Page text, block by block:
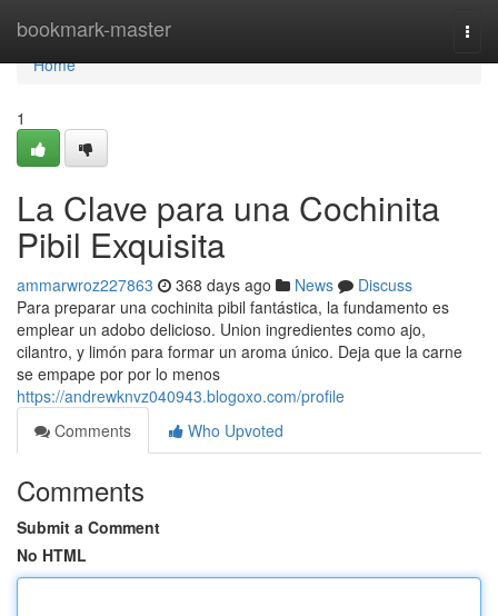
bookmark-master
Home
Home
1
La Clave para una Cochinita
Pibil Exquisita
ammarwroz227863 368 days ago News
Discuss
Para preparar una cochinita pibil fantástica, la fundamento es
emplear un adobo delicioso. Union ingredientes como ajo,
cilantro, y limón para formar un aroma único. Deja que la carne
se empape por por lo menos
https://andrewknvz040943.blogoxo.com/profile
Comments
Who Upvoted
Comments
Submit a Comment
No HTML